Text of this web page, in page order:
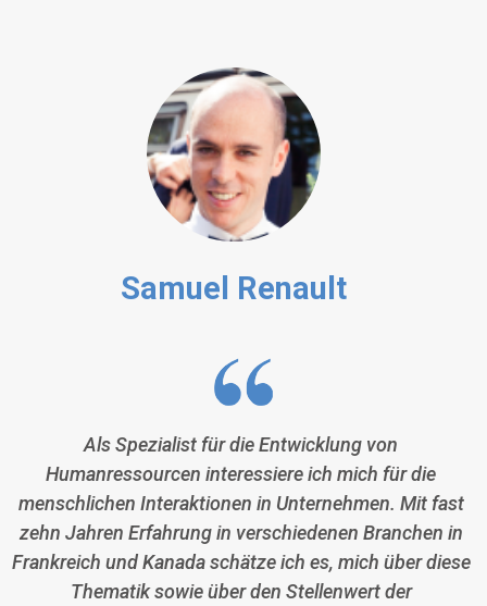
Samuel Renault
Als Spezialist für die Entwicklung von
Humanressourcen interessiere ich mich für die
menschlichen Interaktionen in Unternehmen. Mit fast
zehn Jahren Erfahrung in verschiedenen Branchen in
Frankreich und Kanada schätze ich es, mich über diese
Thematik sowie über den Stellenwert der